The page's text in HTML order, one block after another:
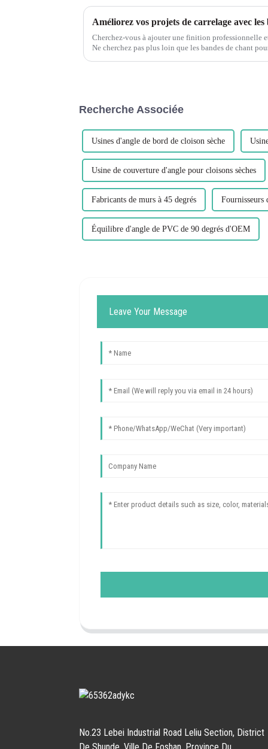
Cherchez-vous à ajouter une finition professionnelle
Ne cherchez pas plus loin que les bandes de chant pour
Recherche Associée
Usines d'angle de bord de cloison sèche
Usine de couverture d'angle pour cloisons sèches
Fabricants de murs à 45 degrés Fournisseurs
Équilibre d'angle de PVC de 90 degrés d'OEM
Leave Your Message
No.23 Lebei Industrial Road Leliu Section, District